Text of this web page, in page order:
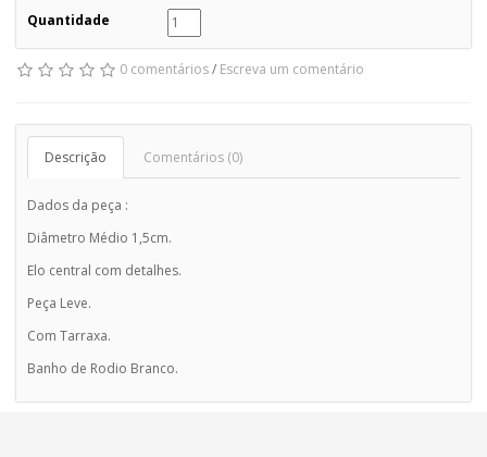
Quantidade
0 comentários/ Escreva um comentário
Descrição Comentários (0)
Dados da peça :
Diâmetro Médio 1,5cm.
Elo central com detalhes.
Peça Leve.
Com Tarraxa.
Banho de Rodio Branco.